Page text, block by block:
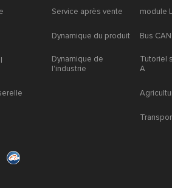
Service après vente
Dynamique du produit
Dynamique de
l'industrie
module
Bus CAN
Tutoriel
A